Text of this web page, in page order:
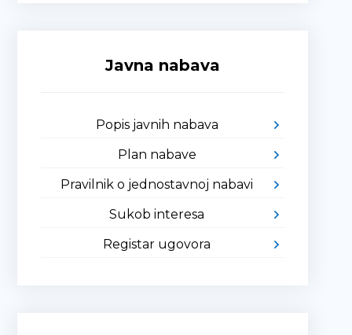
Javna nabava
Popis javnih nabava
Plan nabave
Pravilnik o jednostavnoj nabavi
Sukob interesa
Registar ugovora